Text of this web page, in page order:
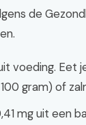
de
voeding. Eet
gram) of
mg uit een